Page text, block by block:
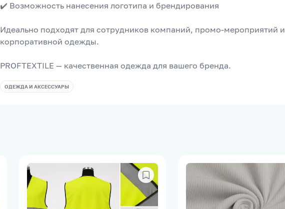
✔️ Возможность нанесения логотипа и брендирования
Идеально подходят для сотрудников компаний, промо-мероприятий и
корпоративной одежды.
PROFTEXTILE — качественная одежда для вашего бренда.
ОДЕЖДА И АКСЕССУАРЫ